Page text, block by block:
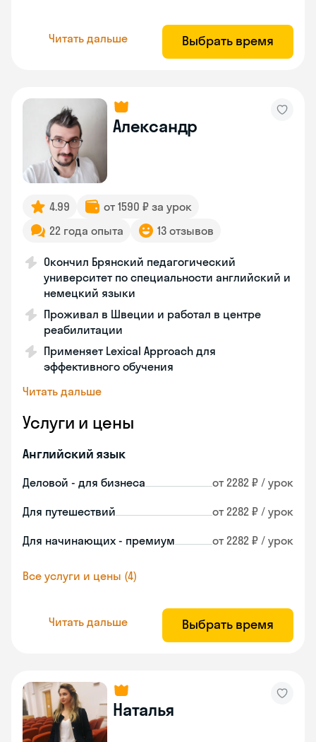
Читать дальше Выбрать время
Александр
4.99
от 1590 ₽ за урок
22 года опыта
13 отзывов
Окончил Брянский педагогический
университет по специальности английский и
немецкий языки
Проживал в Швеции и работал в центре
реабилитации
Применяет Lexical Approach для
эффективного обучения
Читать дальше
Услуги и цены
Английский язык
Деловой - для бизнеса от 2282 ₽ / урок
Для путешествий от 2282 ₽ / урок
Для начинающих - премиум от 2282 ₽ / урок
Все услуги и цены (4)
Читать дальше Выбрать время
Наталья